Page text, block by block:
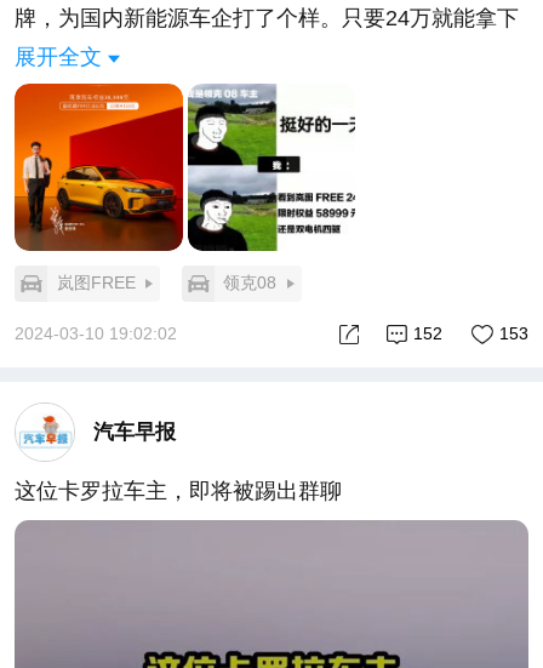
牌，为国内新能源车企打了个样。只要24万就能拿下
黄宗泽同款岚图FREE，不得不说是抢尽国产新能源
市场风头啊，怪不得岚图FREE热度高。
而且它让你以两驱的价格拿下了四驱+空悬，这性价
比你敢想吗？外观设计吸睛，四驱系统强大，全铝底
盘扎实，相较于领克08，岚图FREE更超值，双电机
四驱更胜一筹。还是中大型SUV，这些条件加在一
起，24万你还能找到第二台吗？
而且还有明星同款加持，黄宗泽同款，够吸引人的
#24万抢明星网红SUV#！
买手机素有“买双不买单”的说法，放到岚图FREE上也
展开全文
岚图FREE 领克08
2024-03-10 19:02:02 153
152
汽车早报
这位卡罗拉车主，即将被踢出群聊